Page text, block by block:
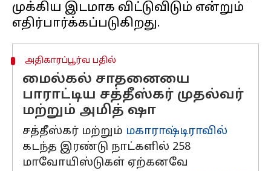
முக்கிய இடமாக விட்டுவிடும் என்றும்
அதிகாரப்பூர்வ பதில்
மைல்கல் சாதனையை
பாராட்டிய சத்தீஸ்கர் முதல்வர்
மற்றும் அமித் ஷா
சத்தீஸ்கர் மற்றும் மகாராஷ்டிராவில்
கடந்த இரண்டு நாட்களில் 258
மாவோயிஸ்டுகள் ஏற்கனவே